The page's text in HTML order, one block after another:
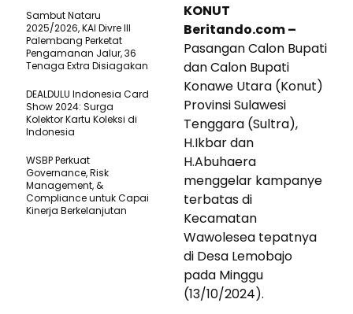
KONUT
Beritando.com –
Pasangan Calon Bupati
dan Calon Bupati
Konawe Utara (Konut)
Provinsi Sulawesi
Tenggara (Sultra),
H.Ikbar dan
H.Abuhaera
menggelar kampanye
terbatas di
Kecamatan
Wawolesea tepatnya
di Desa Lemobajo
pada Minggu
(13/10/2024).
Sambut Nataru
2025/2026, KAI Divre III
Palembang Perketat
Pengamanan Jalur, 36
Tenaga Extra Disiagakan
DEALDULU Indonesia Card
Show 2024: Surga
Kolektor Kartu Koleksi di
Indonesia
WSBP Perkuat
Governance, Risk
Management, &
Compliance untuk Capai
Kinerja Berkelanjutan